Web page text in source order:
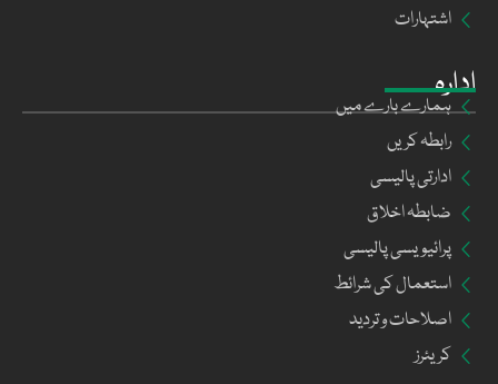
ادارہ
ہمارے بارے میں
رابطہ کریں
ادارتی پالیسی
ضابطہ اخلاق
پرائیویسی پالیسی
استعمال کی شرائط
اصلاحات و تردید
کریئرز
اشتہارات